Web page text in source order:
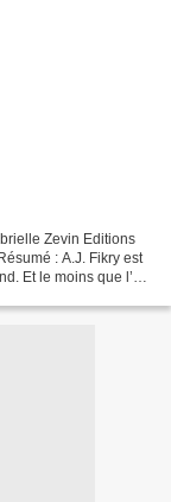
Zevin Editions
: A.J. Fikry est
Et le moins que l’on